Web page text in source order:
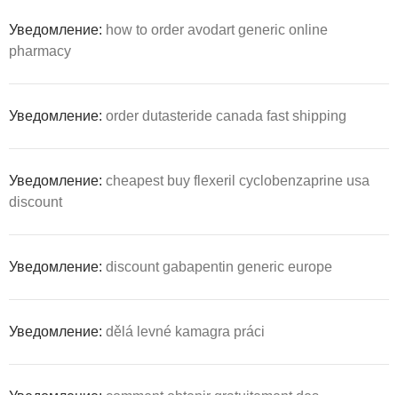
Уведомление: how to order avodart generic online
pharmacy
Уведомление: order dutasteride canada fast shipping
Уведомление: cheapest buy flexeril cyclobenzaprine usa
discount
Уведомление: discount gabapentin generic europe
Уведомление: dělá levné kamagra práci